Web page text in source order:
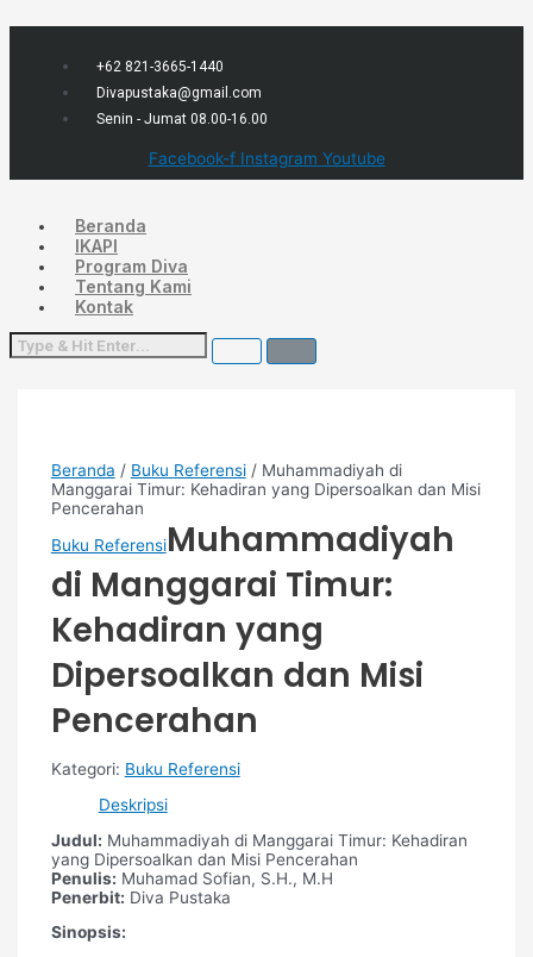
ke
+62 821-3665-1440
Divapustaka@gmail.com
Senin - Jumat 08.00-16.00
Facebook-f Instagram Youtube
Beranda
IKAPI
Program Diva
Tentang Kami
Kontak
Beranda / Buku Referensi/ Muhammadiyah di
Manggarai Timur: Kehadiran yang Dipersoalkan dan Misi
Pencerahan
Buku ReferensiMuhammadiyah
di Manggarai Timur:
Kehadiran yang
Dipersoalkan dan Misi
Pencerahan
Kategori: Buku Referensi
Deskripsi
Judul: Muhammadiyah di Manggarai Timur: Kehadiran
yang Dipersoalkan dan Misi Pencerahan
Penulis: Muhamad Sofian, S.H., M.H
Penerbit: Diva Pustaka
Sinopsis: